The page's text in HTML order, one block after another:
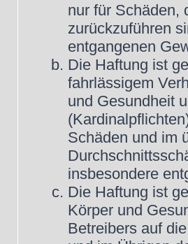
nur für Schäden,
zurückzuführen
entgangenen
Die Haftung ist
fahrlässigem
und Gesundheit
Schäden und im
insbesondere
Die Haftung ist
Körper und
Betreibers auf